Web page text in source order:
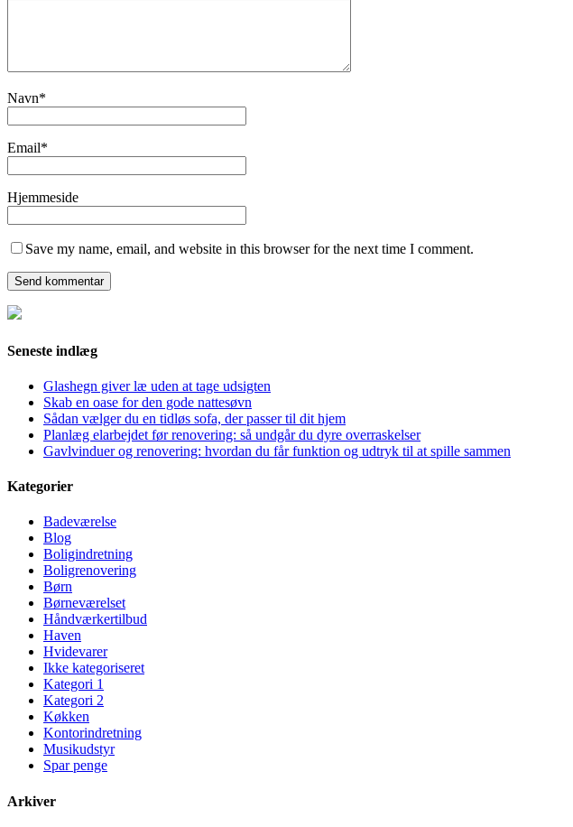
Navn*
Email*
Hjemmeside
Save my name, email, and website in this browser for the next time I comment.
Seneste indlæg
Glashegn giver læ uden at tage udsigten
Skab en oase for den gode nattesøvn
Sådan vælger du en tidløs sofa, der passer til dit hjem
Planlæg elarbejdet før renovering: så undgår du dyre overraskelser
Gavlvinduer og renovering: hvordan du får funktion og udtryk til at spille sammen
Kategorier
Badeværelse
Blog
Boligindretning
Boligrenovering
Børn
Børneværelset
Håndværkertilbud
Haven
Hvidevarer
Ikke kategoriseret
Kategori 1
Kategori 2
Køkken
Kontorindretning
Musikudstyr
Spar penge
Arkiver